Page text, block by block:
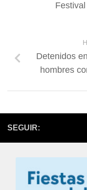
Detenidos
hombres
SEGUIR: